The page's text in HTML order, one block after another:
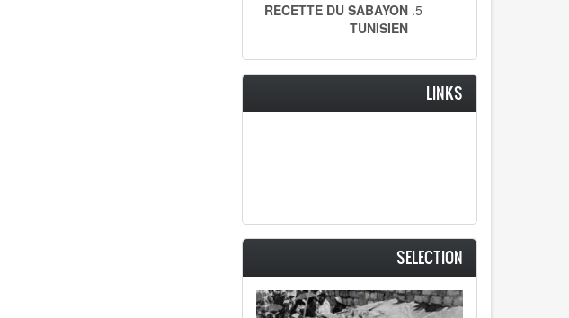
RECETTE DU SABAYON
TUNISIEN
LINKS
SELECTION